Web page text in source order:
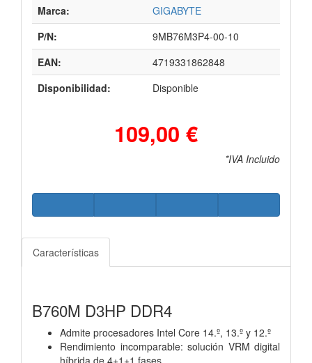
Marca:
GIGABYTE
P/N:
9MB76M3P4-00-10
EAN:
4719331862848
Disponibilidad:
Disponible
109,00 €
*IVA Incluido
Características
B760M D3HP DDR4
Admite procesadores Intel Core 14.º, 13.º y 12.º
Rendimiento incomparable: solución VRM digital
híbrida de 4+1+1 fases